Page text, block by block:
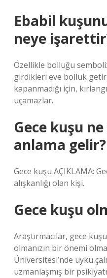
Ebabil
neye
Özellikle bolluğu
girdikleri eve bolluk
kapanmadığı için,
uçamazlar.
Gece kuşu
anlama gelir?
Gece kuşu AÇIKLAMA:
alışkanlığı olan kişi.
Gece kuşu
Araştırmacılar, gece
olmanızın bir önemi
Üniversitesi’nde uyku
uzmanlaşmış bir